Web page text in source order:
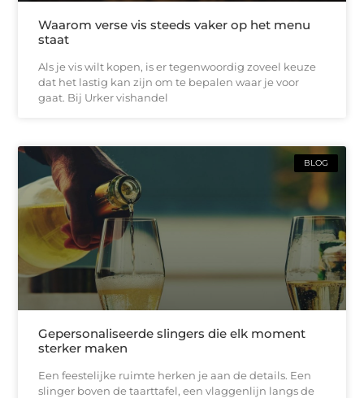
Waarom verse vis steeds vaker op het menu
staat
Als je vis wilt kopen, is er tegenwoordig zoveel keuze
dat het lastig kan zijn om te bepalen waar je voor
gaat. Bij Urker vishandel
BLOG
Gepersonaliseerde slingers die elk moment
sterker maken
Een feestelijke ruimte herken je aan de details. Een
slinger boven de taarttafel, een vlaggenlijn langs de